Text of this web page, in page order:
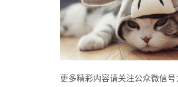
更多精彩内容请关注公众微信